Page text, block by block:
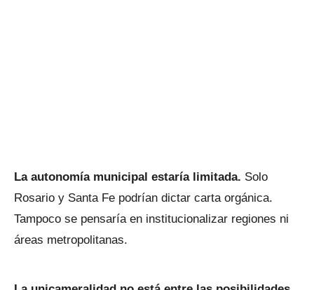
La autonomía municipal estaría limitada. Solo
Rosario y Santa Fe podrían dictar carta orgánica.
Tampoco se pensaría en institucionalizar regiones ni
áreas metropolitanas.